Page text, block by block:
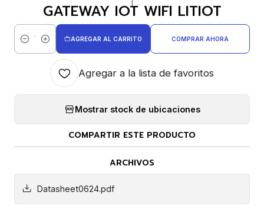
GATEWAY IOT WIFI LITIOT
Cantidad
AGREGAR AL CARRITO COMPRAR AHORA
Agregar a la lista de favoritos
Mostrar stock de ubicaciones
COMPARTIR ESTE PRODUCTO
ARCHIVOS
Datasheet0624.pdf